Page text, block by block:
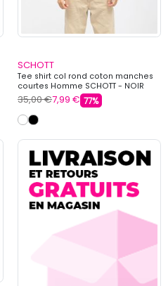
SCHOTT
Tee shirt col rond coton manches
courtes Homme SCHOTT - NOIR
35,00 €7,99 € 77%